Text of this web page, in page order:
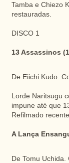
Tamba e Chiezo
restauradas.
DISCO 1
13 Assassinos
De Eiichi Kudo.
Lorde Naritsugu
impune até que
Refilmado
A Lança
De Tomu Uchida.